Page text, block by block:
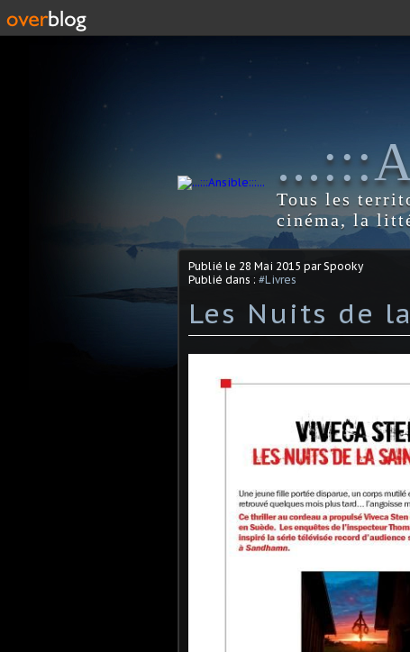
Tous les
cinéma, la
Publié le 28 Mai 2015 par Spooky
Publié dans : #Livres
Les Nuits de